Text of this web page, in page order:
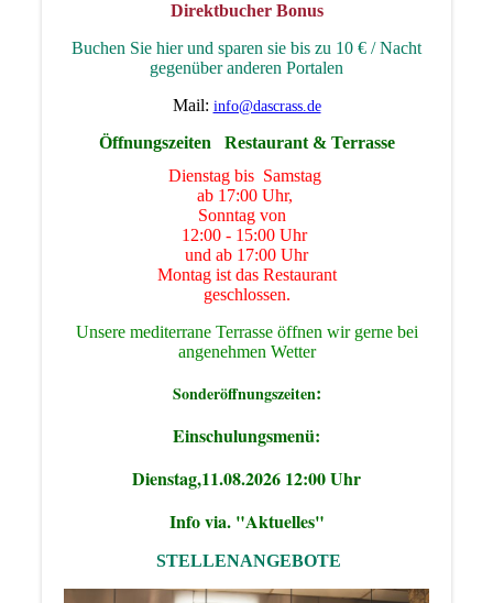
Direktbucher Bonus
Buchen Sie hier und sparen sie bis zu 10 € / Nacht
gegenüber anderen Portalen
Mail: info@dascrass.de
Öffnungszeiten Restaurant & Terrasse
Dienstag bis Samstag
ab 17:00 Uhr,
Sonntag von
12:00 - 15:00 Uhr
und ab 17:00 Uhr
Montag ist das Restaurant
geschlossen.
Unsere mediterrane Terrasse öffnen wir gerne bei
angenehmen Wetter
Sonderöffnungszeiten:
Einschulungsmenü:
Dienstag,11.08.2026 12:00 Uhr
Info via. "Aktuelles"
STELLENANGEBOTE